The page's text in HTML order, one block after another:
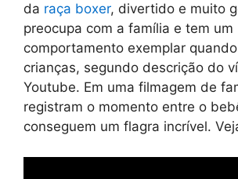
da raça boxer, divertido e muito
preocupa com a família e tem um
comportamento exemplar
crianças, segundo descrição do
Youtube. Em uma filmagem de
registram o momento entre o
conseguem um flagra incrível.